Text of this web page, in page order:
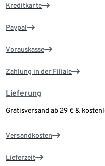
Kreditkarte
Paypal
Vorauskasse
Zahlung in der Filiale
Lieferung
Gratisversand ab 29 € &
Versandkosten
Lieferzeit